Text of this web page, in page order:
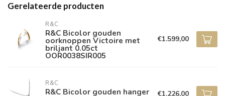
Gerelateerde producten
R&C
R&C Bicolor gouden
oorknoppen Victoire met
briljant 0.05ct
OOR0038SIR005
€1.599,00
R&C
R&C Bicolor gouden hanger €1.226,00